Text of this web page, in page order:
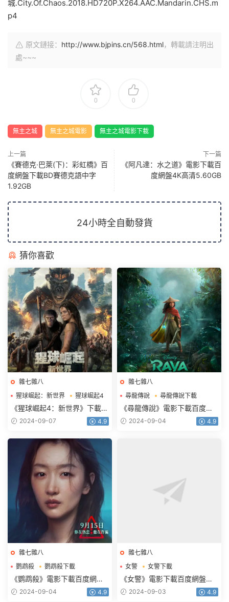
城.City.Of.Chaos.2018.HD720P.X264.AAC.Mandarin.CHS.m
p4
原文鏈接： http://www.bjpins.cn/568.html，轉載請注明出
處~~~
0 0
無主之城 無主之城電影 無主之城電影下載
上一篇
《賽德克·巴萊(下)：彩虹橋》百
度網盤下載BD賽德克語中字
1.92GB
下一篇
《阿凡達：水之道》電影下載百
度網盤4K高清5.60GB
24小時全自動發貨
猜你喜歡
雜七雜八
猩球崛起：新世界
猩球崛起4
猩球崛起4下載
《猩球崛起4：新世界》下載電
影百度網盤BD國英雙語雙字
2024-09-07 4.9
雜七雜八
尋龍傳說
尋龍傳說下載
尋龍傳說電影下載
《尋龍傳說》電影下載百度網
盤2021藍光國語英雙字
2024-09-04 4.9
雜七雜八
鹦鹉殺
鹦鹉殺下載
鹦鹉殺電影下載
《鹦鹉殺》電影下載百度網盤
2023_HD國語中字2.16GB
2024-09-04 4.9
雜七雜八
女警
女警下載
女警電影下載
《女警》電影下載百度網盤
HD.720p.韓語中字1.27GB
2024-09-03 4.9